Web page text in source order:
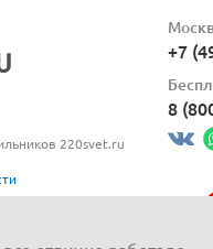
220svet.ru
+7
8